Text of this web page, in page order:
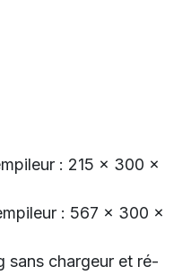
: 215 x 300 x
: 567 x 300 x
sans chargeur et ré-